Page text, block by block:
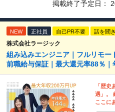
掲載終了予定日：
NEW 正社員 自己PR不要 話を聞
株式会社ラージック
組み込みエンジニア｜フルリモー
前職給与保証｜最大還元率88％｜
「歴
遇」。
ここに